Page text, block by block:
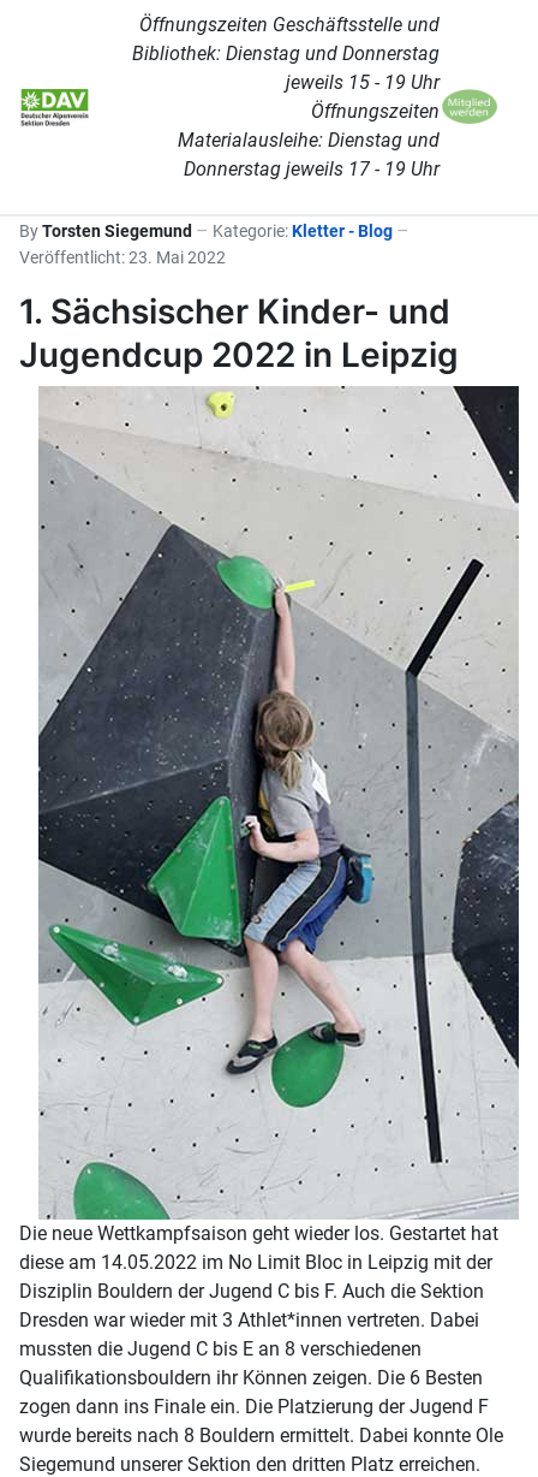
Öffnungszeiten Geschäftsstelle und
Bibliothek: Dienstag und Donnerstag
jeweils 15 - 19 Uhr
Öffnungszeiten
Materialausleihe: Dienstag und
Donnerstag jeweils 17 - 19 Uhr
ByTorsten Siegemund Kategorie:Kletter - Blog
Veröffentlicht: 23. Mai 2022
1. Sächsischer Kinder- und
Jugendcup 2022 in Leipzig
Die neue Wettkampfsaison geht wieder los. Gestartet hat
diese am 14.05.2022 im No Limit Bloc in Leipzig mit der
Disziplin Bouldern der Jugend C bis F. Auch die Sektion
Dresden war wieder mit 3 Athlet*innen vertreten. Dabei
mussten die Jugend C bis E an 8 verschiedenen
Qualifikationsbouldern ihr Können zeigen. Die 6 Besten
zogen dann ins Finale ein. Die Platzierung der Jugend F
wurde bereits nach 8 Bouldern ermittelt. Dabei konnte Ole
Siegemund unserer Sektion den dritten Platz erreichen.